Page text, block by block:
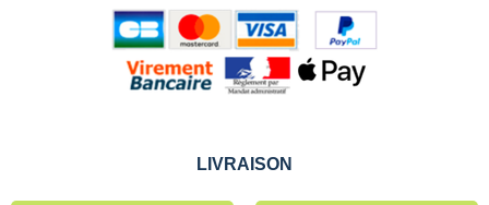
LIVRAISON